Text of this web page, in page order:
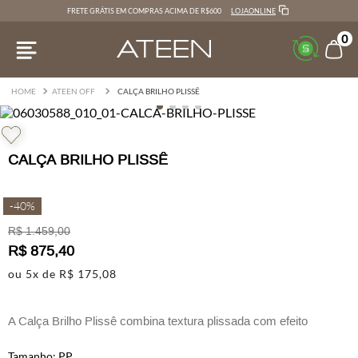
FRETE GRÁTIS EM COMPRAS ACIMA DE R$600 LOJAONLINE
0
ATEEN OFF CALÇA BRILHO PLISSÊ
CALÇA BRILHO PLISSÊ
-40%
R$ 1.459,00
R$ 875,40
ou 5x de R$ 175,08
A Calça Brilho Plissê combina textura plissada com efeito